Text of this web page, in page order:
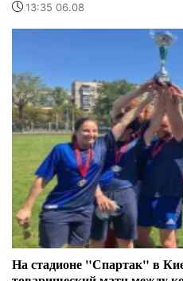
13:35 06.08
На стадионе "Спартак" в